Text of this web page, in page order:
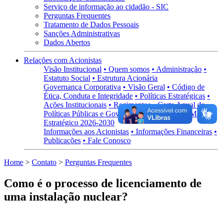
Serviço de informação ao cidadão - SIC
Perguntas Frequentes
Tratamento de Dados Pessoais
Sanções Administrativas
Dados Abertos
Relações com Acionistas
Visão Institucional • Quem somos • Administração •
Estatuto Social • Estrutura Acionária
Governança Corporativa • Visão Geral • Código de
Ética, Conduta e Integridade • Políticas Estratégicas •
Ações Institucionais • Regimentos • Carta Anual de
Políticas Públicas e Governança Corporativa • Mapa
Estratégico 2026-2030
Informações aos Acionistas • Informações Financeiras •
Publicações • Fale Conosco
Home > Contato > Perguntas Frequentes
Como é o processo de licenciamento de
uma instalação nuclear?